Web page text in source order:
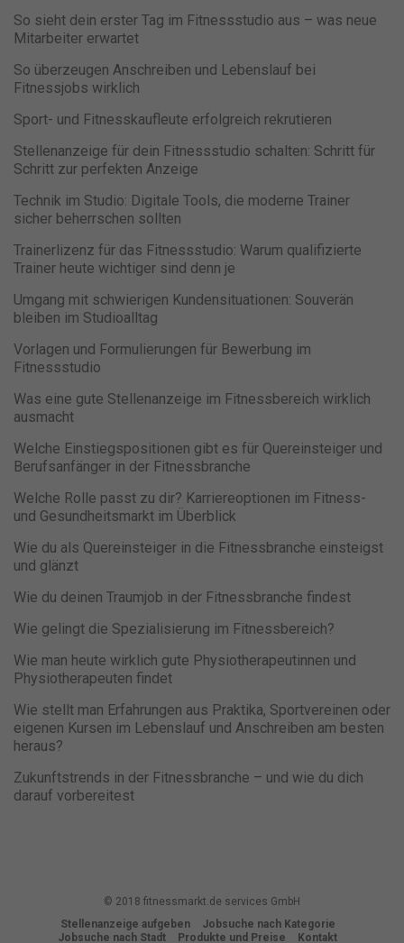
So sieht dein erster Tag im Fitnessstudio aus – was neue
Mitarbeiter erwartet
So überzeugen Anschreiben und Lebenslauf bei
Fitnessjobs wirklich
Sport- und Fitnesskaufleute erfolgreich rekrutieren
Stellenanzeige für dein Fitnessstudio schalten: Schritt für
Schritt zur perfekten Anzeige
Technik im Studio: Digitale Tools, die moderne Trainer
sicher beherrschen sollten
Trainerlizenz für das Fitnessstudio: Warum qualifizierte
Trainer heute wichtiger sind denn je
Umgang mit schwierigen Kundensituationen: Souverän
bleiben im Studioalltag
Vorlagen und Formulierungen für Bewerbung im
Fitnessstudio
Was eine gute Stellenanzeige im Fitnessbereich wirklich
ausmacht
Welche Einstiegspositionen gibt es für Quereinsteiger und
Berufsanfänger in der Fitnessbranche
Welche Rolle passt zu dir? Karriereoptionen im Fitness-
und Gesundheitsmarkt im Überblick
Wie du als Quereinsteiger in die Fitnessbranche einsteigst
und glänzt
Wie du deinen Traumjob in der Fitnessbranche findest
Wie gelingt die Spezialisierung im Fitnessbereich?
Wie man heute wirklich gute Physiotherapeutinnen und
Physiotherapeuten findet
Wie stellt man Erfahrungen aus Praktika, Sportvereinen oder
eigenen Kursen im Lebenslauf und Anschreiben am besten
heraus?
Zukunftstrends in der Fitnessbranche – und wie du dich
darauf vorbereitest
© 2018 fitnessmarkt.de services GmbH
Stellenanzeige aufgeben
Jobsuche nach Kategorie
Jobsuche nach Stadt
Produkte und Preise Kontakt